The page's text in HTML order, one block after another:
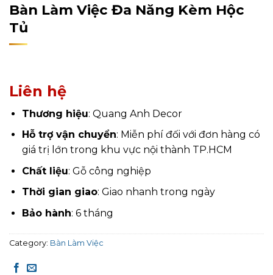
Bàn Làm Việc Đa Năng Kèm Hộc
Tủ
Liên hệ
Thương hiệu: Quang Anh Decor
Hỗ trợ vận chuyển: Miễn phí đối với đơn hàng có
giá trị lớn trong khu vực nội thành TP.HCM
Chất liệu: Gỗ công nghiệp
Thời gian giao: Giao nhanh trong ngày
Bảo hành: 6 tháng
Category: Bàn Làm Việc